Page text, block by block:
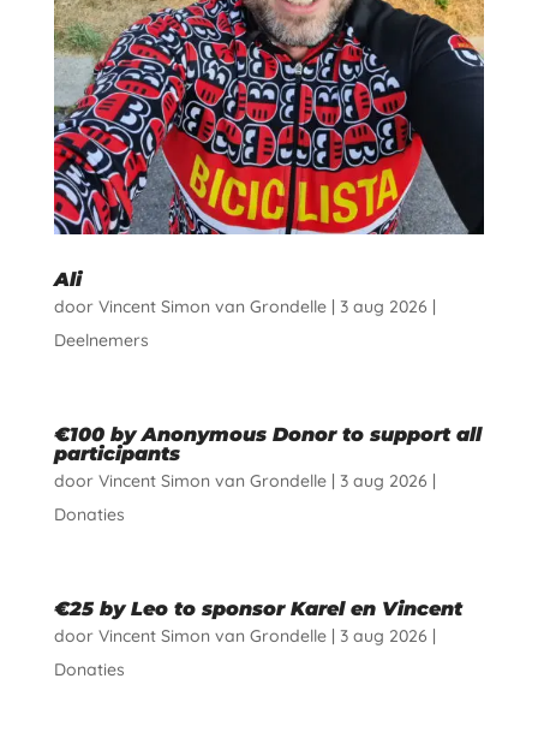
Ali
door Vincent Simon van Grondelle| 3 aug 2026 |
Deelnemers
€100 by Anonymous Donor to support all
participants
door Vincent Simon van Grondelle| 3 aug 2026 |
Donaties
€25 by Leo to sponsor Karel en Vincent
door Vincent Simon van Grondelle| 3 aug 2026 |
Donaties